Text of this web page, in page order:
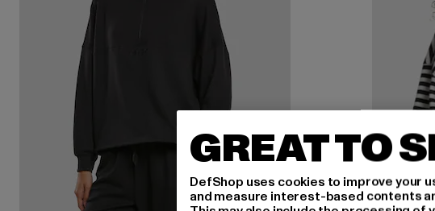
GREAT TO
DefShop uses cookies to improve your
and measure interest-based contents